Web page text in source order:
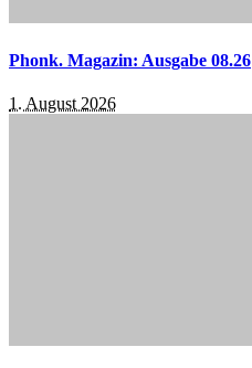
Phonk. Magazin: Ausgabe 08.26
1. August 2026